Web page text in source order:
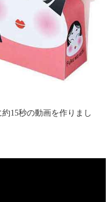
15秒の動画を作りまし